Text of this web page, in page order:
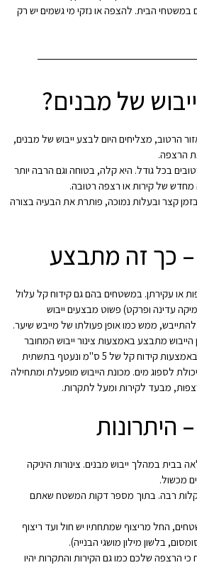
במשטחי הבית. להצפה או נזקי מי גשמים יש רק
של מבנים?
הרטוב, מצליחים היום לבצע ייבוש של מבנים,
הרצפה.
בכל גודל. היא קלה, בטוחה וגם הרבה יותר
מחדש של קירות או רצפה רטובה.
קצר ובעלות נמוכה, פותרת את הבעיה בצורה
– כך זה מתבצע
או עקירתן. במשטחים בהם גם קידוח קל עלול
עדינה ופרקט) פשוט מבצעים ייבוש
ממש כמו אופן פעולתו של מייבש שיער.
מתבצע באמצעות צינור ייבוש המחובר
למכונה. הוא מוכנס למרצפות באמצעות קידוח קל של 5 ס"מ ונעטף בתשתית
לספוג מים. מכונת הייבוש מופעלת ומתחילה
מבעד לקירות ומעל לתקרות.
היתרונות
בבית במהלך ייבוש מבנים. צינורות היניקה
מכשול.
רבה. בתוך מספר דקות המשטח שאתם
החל מריצוף שמתחתיו יש חול ועד ריצוף
הרצפה שלכם כמו גם הקירות והתקרות יהיו